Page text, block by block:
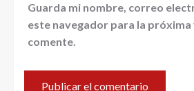
Guarda mi nombre, correo
este navegador para la próxima
comente.